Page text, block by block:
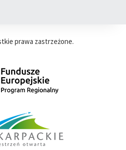
prawa zastrzeżone.